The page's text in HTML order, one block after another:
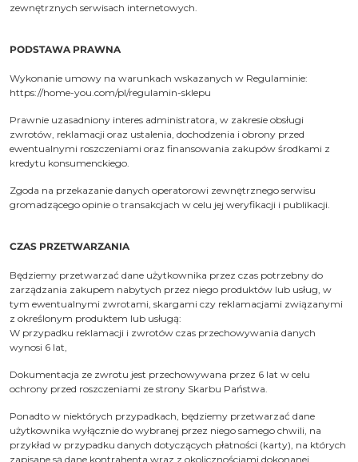
zewnętrznych serwisach internetowych.
PODSTAWA PRAWNA
Wykonanie umowy na warunkach wskazanych w Regulaminie:
https://home-you.com/pl/regulamin-sklepu
Prawnie uzasadniony interes administratora, w zakresie obsługi
zwrotów, reklamacji oraz ustalenia, dochodzenia i obrony przed
ewentualnymi roszczeniami oraz finansowania zakupów środkami z
kredytu konsumenckiego.
Zgoda na przekazanie danych operatorowi zewnętrznego serwisu
gromadzącego opinie o transakcjach w celu jej weryfikacji i publikacji.
CZAS PRZETWARZANIA
Będziemy przetwarzać dane użytkownika przez czas potrzebny do
zarządzania zakupem nabytych przez niego produktów lub usług, w
tym ewentualnymi zwrotami, skargami czy reklamacjami związanymi
z określonym produktem lub usługą:
W przypadku reklamacji i zwrotów czas przechowywania danych
wynosi 6 lat,
Dokumentacja ze zwrotu jest przechowywana przez 6 lat w celu
ochrony przed roszczeniami ze strony Skarbu Państwa.
Ponadto w niektórych przypadkach, będziemy przetwarzać dane
użytkownika wyłącznie do wybranej przez niego samego chwili, na
przykład w przypadku danych dotyczących płatności (karty), na których
zapisane są dane kontrahenta wraz z okolicznościami dokonanej